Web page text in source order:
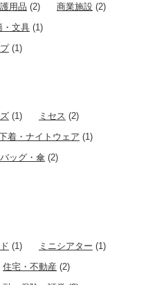
用品 (2) 商業施設 (2)
・文具 (1)
(1)
(1) ミセス (2)
着・ナイトウェア (1)
ッグ・傘 (2)
(1) ミニシアター (1)
住宅・不動産 (2)